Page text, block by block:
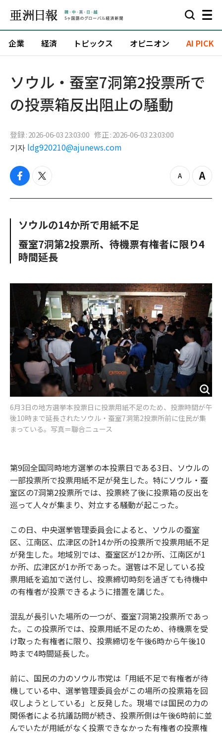
企業 経済 トピックス オピニオン AI PICK
ソウル・蚕室7洞第2投票所で
の投票箱反出阻止の騒動
登録 : 2026-06-03 23:03:00 修正 : 2026-06-03 23:03:00
기자 ldg920210@ajunews.com
f
c
o
k
t
i
e
z
o
Z
o
ソウルの14か所で用紙不足
蚕室7洞第2投票所、待機票有権者に限り4
時間延長
6月3日の地方選挙本投票日に投票用紙不足のため、投票時間が午
後10時まで延長されたソウル・蚕室7洞第2投票所前に住民が集
まっている。写真＝聯合ニュース
第9回全国同時地方選挙の本投票日である3日、ソウルの
一部投票所で投票用紙不足が発生した。特にソウル・蚕
室区の7洞第2投票所では、投票終了後に投票箱の反出を
巡って人々が集まり、対立する騒動が起こった。
この日、中央選挙管理委員会によると、ソウルの蚕室
区、江南区、広津区の計14か所の投票所で投票用紙不足
が発生した。地域別では、蚕室区が12か所、江南区が1
か所、広津区が1か所であった。選管は不足している投
票用紙を追加で送付し、投票締切時刻を過ぎても待機中
の有権者が投票できるように措置を講じた。
混乱が長引いた場所の一つが、蚕室7洞第2投票所であっ
た。この投票所では、投票用紙不足のため、待機票を受
け取った有権者に限り、投票締切を午後6時から午後10
時まで4時間延長した。
前に、国民の力のソウル市党は「用紙不足で有権者が待
機している中、選挙管理委員会がこの場所の投票箱を回
収しようとしている」と反発した。現場では国民の力の
関係者による抗議訪問が続き、投票所側は午後6時前に並
んでいたが用紙がなく投票できなかった有権者の投票権